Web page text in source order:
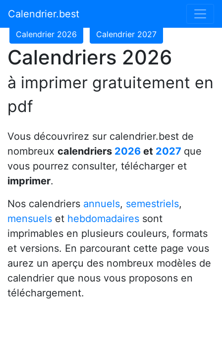
Calendrier.best
Calendrier 2024
Calendrier 2026 Calendrier 2027
Calendriers 2026
à imprimer gratuitement en
pdf
Vous découvrirez sur calendrier.best de
nombreux calendriers 2026 et 2027 que
vous pourrez consulter, télécharger et
imprimer.
Nos calendriers annuels, semestriels,
mensuels et hebdomadaires sont
imprimables en plusieurs couleurs, formats
et versions. En parcourant cette page vous
aurez un aperçu des nombreux modèles de
calendrier que nous vous proposons en
téléchargement.